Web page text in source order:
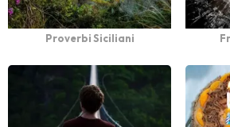
Proverbi Siciliani